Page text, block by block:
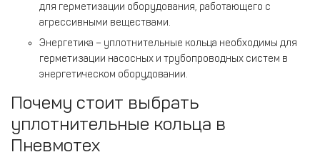
для герметизации оборудования, работающего с
агрессивными веществами.
Энергетика – уплотнительные кольца необходимы для
герметизации насосных и трубопроводных систем в
энергетическом оборудовании.
Почему стоит выбрать
уплотнительные кольца в
Пневмотех